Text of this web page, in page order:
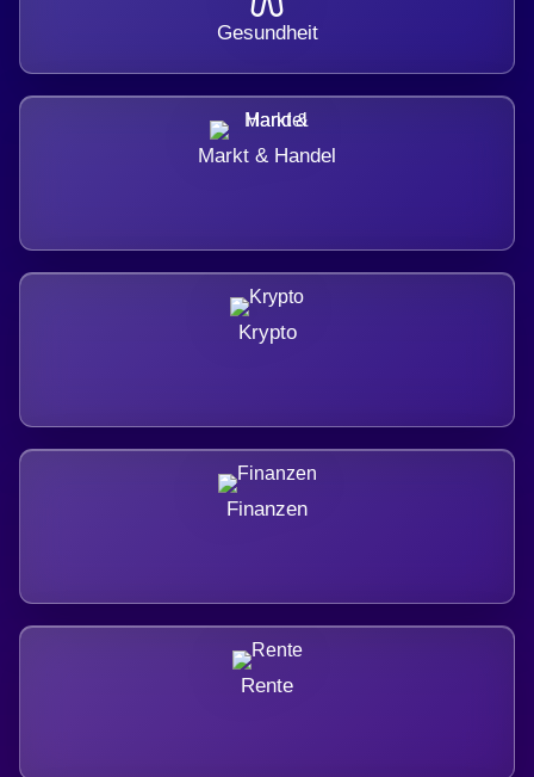
Gesundheit
Markt & Handel
Krypto
Finanzen
Rente